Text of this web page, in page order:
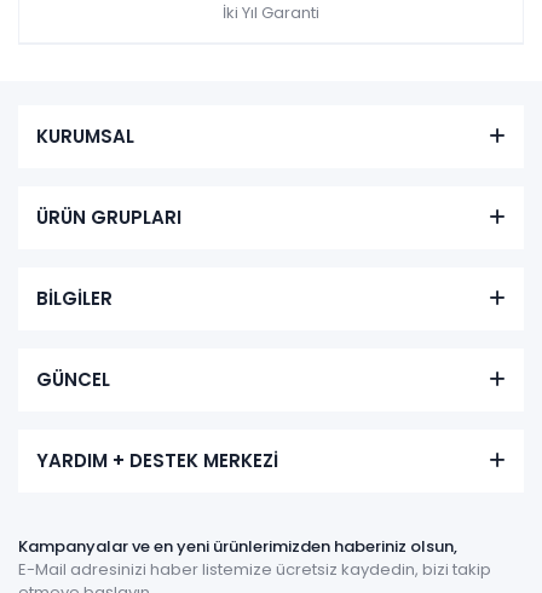
İki Yıl Garanti
KURUMSAL
ÜRÜN GRUPLARI
BİLGİLER
GÜNCEL
YARDIM + DESTEK MERKEZİ
Kampanyalar ve en yeni ürünlerimizden haberiniz olsun,
E-Mail adresinizi haber listemize ücretsiz kaydedin, bizi takip